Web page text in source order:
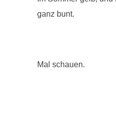
ganz bunt.
Mal schauen.